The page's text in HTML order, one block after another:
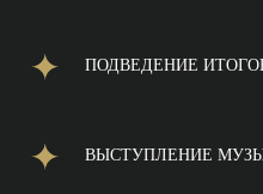
ПОДВЕДЕНИЕ
ВЫСТУПЛЕНИЕ